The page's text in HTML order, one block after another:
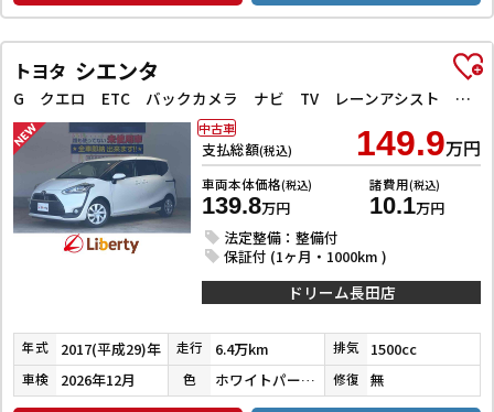
トヨタ シエンタ
G クエロ ETC バックカメラ ナビ TV レーンアシスト 衝突被害軽減システム 両側電動スライドドア オートマチックハイビーム オートライト LEDヘッドランプ スマートキー アイドリングストップ
支払総額(税込) 149.9万円
車両本体価格(税込)
139.8万円
諸費用(税込)
10.1万円
法定整備：整備付
保証付 (1ヶ月・1000km )
中古車
ドリーム長田店
年式 2017(平成29)年 走行 6.4万km 排気 1500cc
車検 2026年12月 色 ホワイトパールクリスタルシャイン 修復 無